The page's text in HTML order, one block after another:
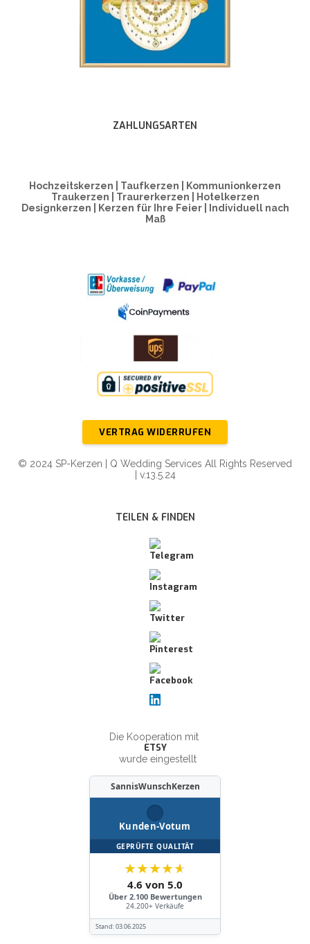
ZAHLUNGSARTEN
Hochzeitskerzen | Taufkerzen | Kommunionkerzen
Traukerzen | Traurerkerzen | Hotelkerzen
Designkerzen | Kerzen für Ihre Feier | Individuell nach
Maß
VERTRAG WIDERRUFEN
© 2024 SP-Kerzen | Q Wedding Services All Rights Reserved
| v.13.5.24
TEILEN & FINDEN
Die Kooperation mit
ETSY
wurde eingestellt
SannisWunschKerzen
Kunden-Votum
GEPRÜFTE QUALITÄT
★★★★★
4.6 von 5.0
Über 2.100 Bewertungen
24.200+ Verkäufe
Stand:03.06.2025